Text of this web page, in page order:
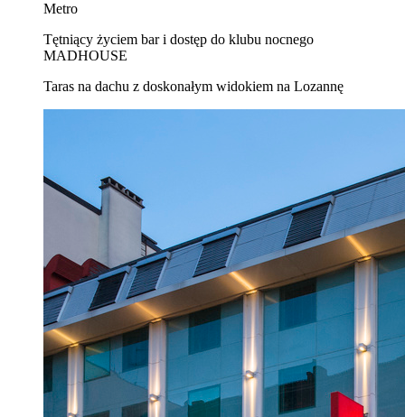
Metro
Tętniący życiem bar i dostęp do klubu nocnego
MADHOUSE
Taras na dachu z doskonałym widokiem na Lozannę